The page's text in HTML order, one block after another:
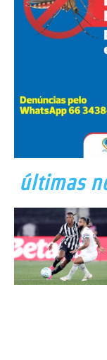
últimas